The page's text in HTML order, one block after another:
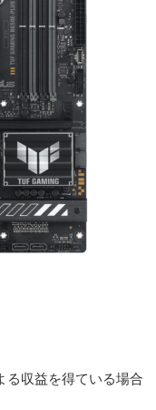
る収益を得ている場合